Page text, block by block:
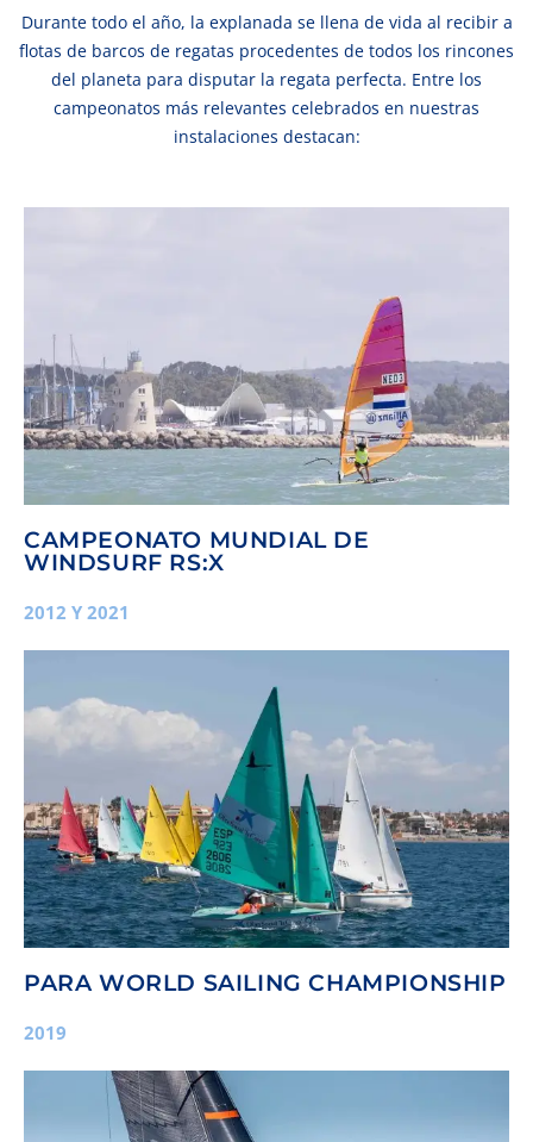
Durante todo el año, la explanada se llena de vida al recibir a
flotas de barcos de regatas procedentes de todos los rincones
del planeta para disputar la regata perfecta. Entre los
campeonatos más relevantes celebrados en nuestras
instalaciones destacan:
CAMPEONATO MUNDIAL DE
WINDSURF RS:X
2012 Y 2021
PARA WORLD SAILING CHAMPIONSHIP
2019